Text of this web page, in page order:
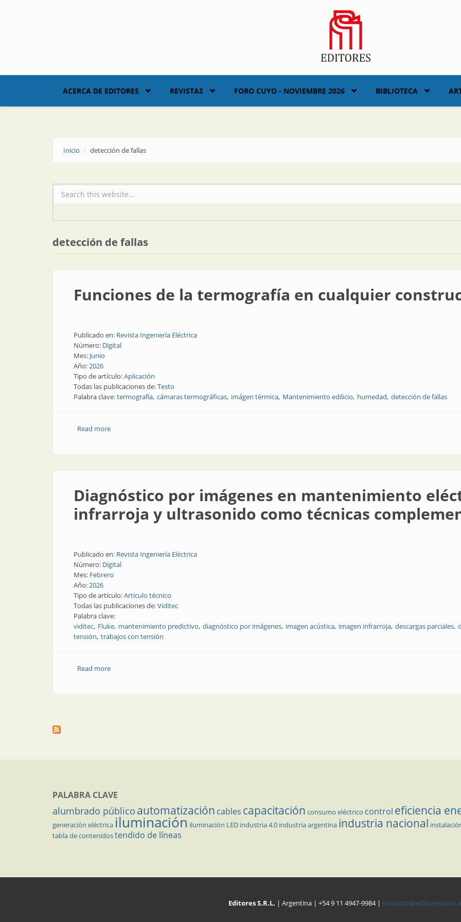
ACERCA DE EDITORES REVISTAS FORO CUYO - NOVIEMBRE 2026 BIBLIOTECA
Inicio detección de fallas
Formulario de búsqueda
detección de fallas
Funciones de la termografía en cualquier
Publicado en: Revista Ingeniería Eléctrica
Número: Digital
Mes: Junio
Año:2026
Tipo de artículo:Aplicación
Todas las publicaciones de:Testo
Palabra clave:termografía cámaras termográficas imágen térmica Mantenimiento edilicio humedad detección de fallas
Read moreabout Funciones de la termografía en cualquier construcción
Diagnóstico por imágenes en mantenimiento
infrarroja y ultrasonido como técnicas
Publicado en: Revista Ingeniería Eléctrica
Número: Digital
Mes: Febrero
Año:2026
Tipo de artículo:Artículo técnico
Todas las publicaciones de:Viditec
Palabra clave:
viditec Fluke mantenimiento predictivo diagnóstico por imágenes imagen acústica imagen infrarroja descargas parciales
tensión trabajos con tensión
Read moreabout Diagnóstico por imágenes en mantenimiento eléctrico: termografía infrarroja y ultrasonido como técnicas
PALABRA CLAVE
alumbrado público automatización cables capacitación consumo eléctrico control eficiencia
generación eléctrica iluminación iluminación LED industria 4.0 industria argentina industria nacional
tabla de contenidostendido de líneas
Editores S.R.L. | Argentina | +54 9 11 4947-9984 |